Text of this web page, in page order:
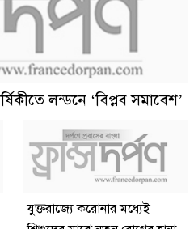
লন্ডনে ‘বিপ্লব সমাবেশ’
যুক্তরাজ্যে করোনার মধ্যেই